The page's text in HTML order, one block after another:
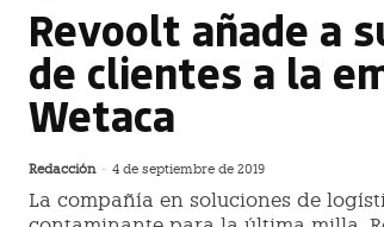
Revoolt añade a
de clientes a la
Wetaca
Redacción - 4 de septiembre de 2019
La compañía en soluciones de